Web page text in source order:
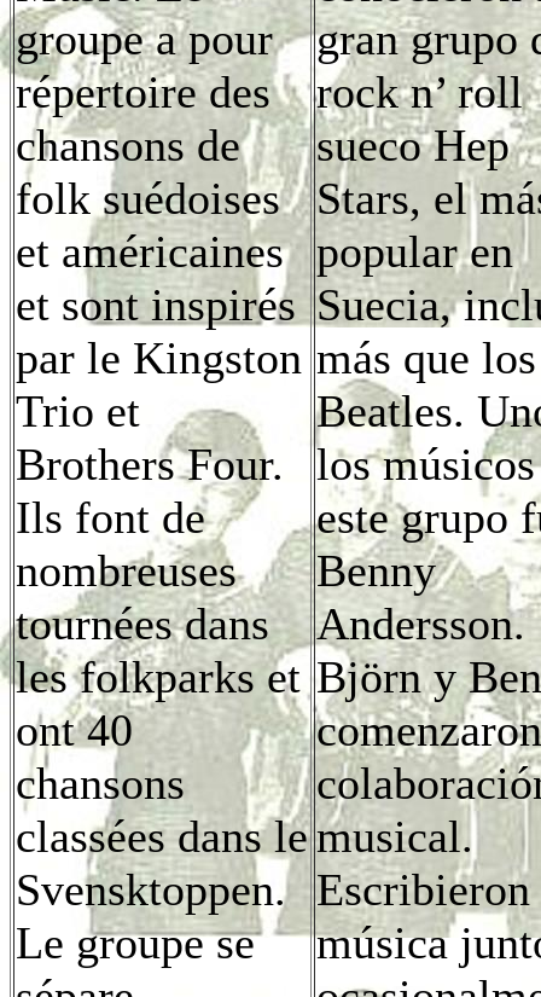
groupe a pour
répertoire des
chansons de
folk suédoises
et américaines
et sont inspirés
par le Kingston
Trio et
Brothers Four.
Ils font de
nombreuses
tournées dans
les folkparks et
ont 40
chansons
classées dans le
Svensktoppen.
Le groupe se
gran grupo
rock n’ roll
sueco Hep
Stars, el
popular en
Suecia,
más que los
Beatles.
los
este grupo
Benny
Andersson.
Björn y
musical.
Escribieron
música